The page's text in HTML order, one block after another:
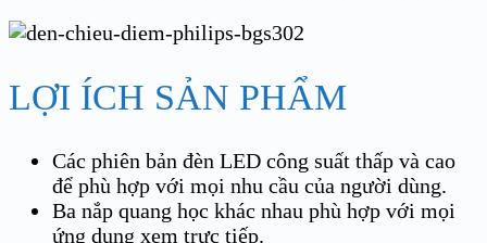
LỢI ÍCH SẢN PHẨM
Các phiên bản đèn LED công suất thấp và cao
để phù hợp với mọi nhu cầu của người dùng.
Ba nắp quang học khác nhau phù hợp với mọi
ứng dụng xem trực tiếp.